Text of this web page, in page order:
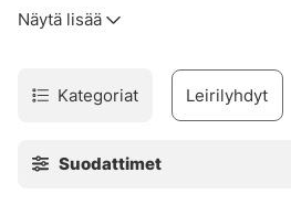
veneessäsi. Mutta silloinkin valo
vapautettava se. Jos olet
Näytä lisää
Kategoriat Leirilyhdyt
Suodattimet